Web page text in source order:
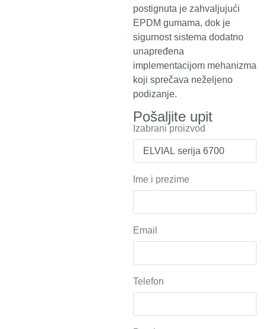
postignuta je zahvaljujući
EPDM gumama, dok je
sigurnost sistema dodatno
unapređena
implementacijom mehanizma
koji sprečava neželjeno
podizanje.
Pošaljite upit
Izabrani proizvod
Ime i prezime
Email
Telefon